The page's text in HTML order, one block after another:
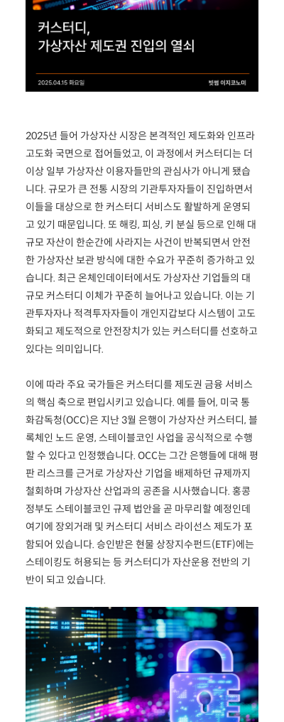
2025년 들어 가상자산 시장은 본격적인 제도화와 인프라
고도화 국면으로 접어들었고, 이 과정에서 커스터디는 더
이상 일부 가상자산 이용자들만의 관심사가 아니게 됐습
니다. 규모가 큰 전통 시장의 기관투자자들이 진입하면서
이들을 대상으로 한 커스터디 서비스도 활발하게 운영되
고 있기 때문입니다. 또 해킹, 피싱, 키 분실 등으로 인해 대
규모 자산이 한순간에 사라지는 사건이 반복되면서 안전
한 가상자산 보관 방식에 대한 수요가 꾸준히 증가하고 있
습니다. 최근 온체인데이터에서도 가상자산 기업들의 대
규모 커스터디 이체가 꾸준히 늘어나고 있습니다. 이는 기
관투자자나 적격투자자들이 개인지갑보다 시스템이 고도
화되고 제도적으로 안전장치가 있는 커스터디를 선호하고
있다는 의미입니다.
이에 따라 주요 국가들은 커스터디를 제도권 금융 서비스
의 핵심 축으로 편입시키고 있습니다. 예를 들어, 미국 통
화감독청(OCC)은 지난 3월 은행이 가상자산 커스터디, 블
록체인 노드 운영, 스테이블코인 사업을 공식적으로 수행
할 수 있다고 인정했습니다. OCC는 그간 은행들에 대해 평
판 리스크를 근거로 가상자산 기업을 배제하던 규제까지
철회하며 가상자산 산업과의 공존을 시사했습니다. 홍콩
정부도 스테이블코인 규제 법안을 곧 마무리할 예정인데
여기에 장외거래 및 커스터디 서비스 라이선스 제도가 포
함되어 있습니다. 승인받은 현물 상장지수펀드(ETF)에는
스테이킹도 허용되는 등 커스터디가 자산운용 전반의 기
반이 되고 있습니다.